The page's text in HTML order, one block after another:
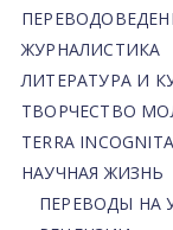
ЖУРНАЛИСТИКА
ЛИТЕРАТУРА И
ТВОРЧЕСТВО
TERRA INCOGNITA
НАУЧНАЯ ЖИЗНЬ
ПЕРЕВОДЫ НА